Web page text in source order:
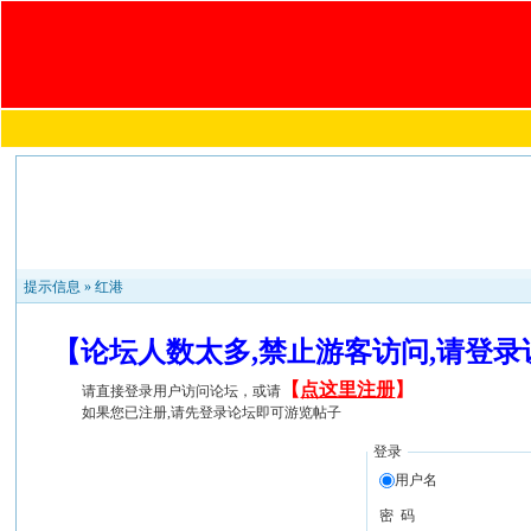
提示信息 »红港
【论坛人数太多,禁止游客访问,请登
请直接登录用户访问论坛，或请 【 点这里注册】
如果您已注册,请先登录论坛即可游览帖子
登录
用户名
密 码